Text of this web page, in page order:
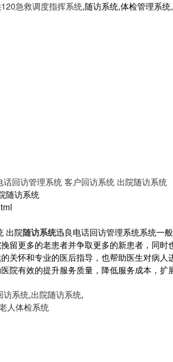
120急救调度指挥系统,随访系统,体检管理系
话回访管理系统 客户回访系统 出院随访系统
随访系统
出院随访系统迅良电话回访管理系统系统一
留更多的老患者并争取更多的新患者，同时
关怀和专业的医后指导，也帮助医生对病
院有效的提升服务质量，降低服务成本，扩
访系统,出院随访系统,
人体检系统